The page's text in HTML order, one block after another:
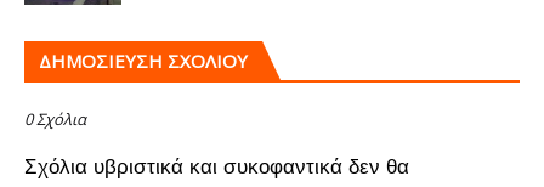
ΔΗΜΟΣΊΕΥΣΗ ΣΧΟΛΊΟΥ
0 Σχόλια
Σχόλια υβριστικά και συκοφαντικά δεν θα